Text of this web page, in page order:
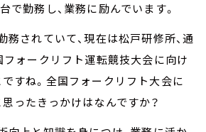
で勤務し、業務に励んでいます。
務されていて、現在は松戸研修所、通
フォークリフト運転競技大会に向け
すね。全国フォークリフト大会に
ったきっかけはなんですか？